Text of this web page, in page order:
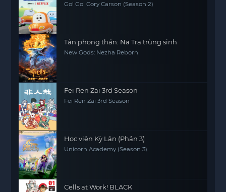
Go! Go! Cory Carson (Season 2)
Tân phong thần: Na Tra trùng sinh
New Gods: Nezha Reborn
Fei Ren Zai 3rd Season
Fei Ren Zai 3rd Season
Học viện Kỳ Lân (Phần 3)
Unicorn Academy (Season 3)
Cells at Work! BLACK